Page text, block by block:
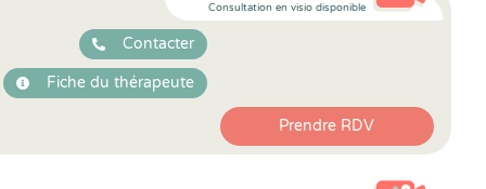
Consultation en visio disponible
Contacter
Fiche du thérapeute
Prendre RDV